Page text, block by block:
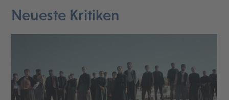
Neueste Kritiken